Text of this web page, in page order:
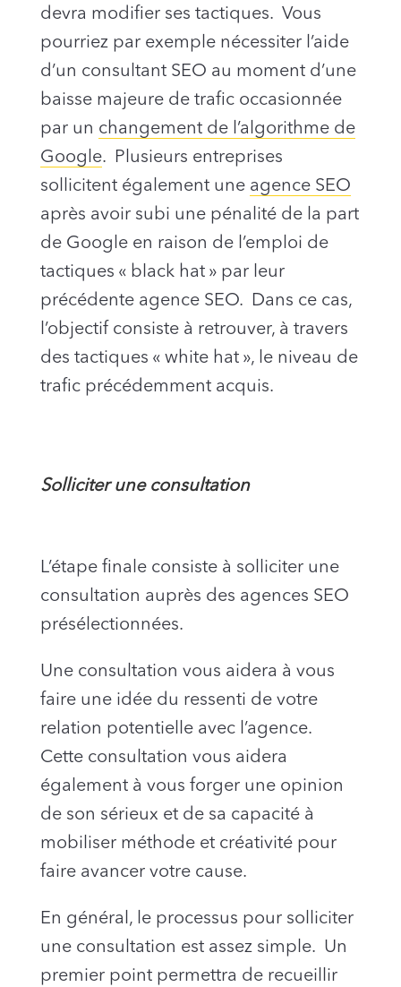
devra modifier ses tactiques. Vous
pourriez par exemple nécessiter l’aide
d’un consultant SEO au moment d’une
baisse majeure de trafic occasionnée
par un changement de l’algorithme de
Google. Plusieurs entreprises
sollicitent également une agence SEO
après avoir subi une pénalité de la part
de Google en raison de l’emploi de
tactiques « black hat » par leur
précédente agence SEO. Dans ce cas,
l’objectif consiste à retrouver, à travers
des tactiques « white hat », le niveau de
trafic précédemment acquis.
Solliciter une consultation
L’étape finale consiste à solliciter une
consultation auprès des agences SEO
présélectionnées.
Une consultation vous aidera à vous
faire une idée du ressenti de votre
relation potentielle avec l’agence.
Cette consultation vous aidera
également à vous forger une opinion
de son sérieux et de sa capacité à
mobiliser méthode et créativité pour
faire avancer votre cause.
En général, le processus pour solliciter
une consultation est assez simple. Un
premier point permettra de recueillir